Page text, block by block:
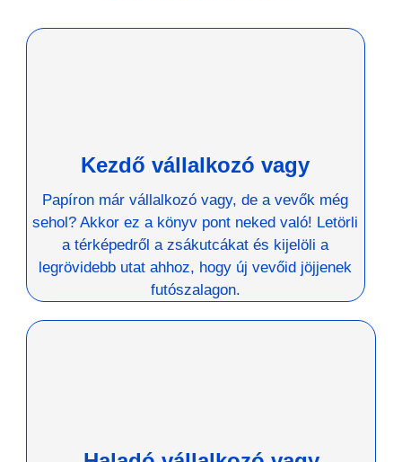
Kezdő vállalkozó vagy
Papíron már vállalkozó vagy, de a vevők még
sehol? Akkor ez a könyv pont neked való! Letörli
a térképedről a zsákutcákat és kijelöli a
legrövidebb utat ahhoz, hogy új vevőid jöjjenek
futószalagon.